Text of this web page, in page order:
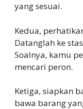
yang sesuai.
Kedua,
Datanglah ke
Soalnya, kamu
mencari peron.
Ketiga, siapkan
bawa barang